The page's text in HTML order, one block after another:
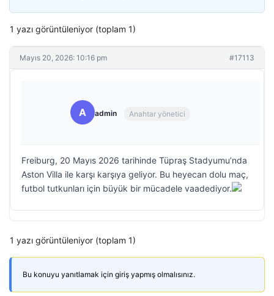
1 yazı görüntüleniyor (toplam 1)
Mayıs 20, 2026: 10:16 pm #17113
A admin Anahtar yönetici
Freiburg, 20 Mayıs 2026 tarihinde Tüpraş Stadyumu’nda
Aston Villa ile karşı karşıya geliyor. Bu heyecan dolu maç,
futbol tutkunları için büyük bir mücadele vaadediyor.
1 yazı görüntüleniyor (toplam 1)
Bu konuyu yanıtlamak için giriş yapmış olmalısınız.